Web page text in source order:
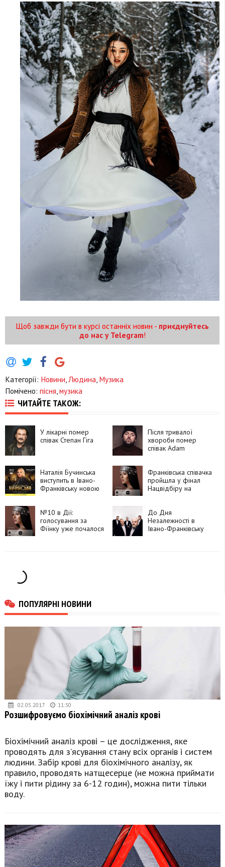
Щоб завжди бути в курсі останніх новин - приєднуйтесь
до нас у Telegram!
Категорії: Новини Людина Музика
Помічено: пісня музика
ЧИТАЙТЕ ТАКОЖ:
У лікарні помер
співак Степан Гіга
Після тривалої
хвороби помер
співак Adam
Наталія Бучинська
виступить в Івано-
Франківську новою
програмою “Ти
Франківська співачка
пройшла у фінал
Нацвідбіру на
№10 в Дії:
голосування за
Фіїнку уже почалося
До Дня
Незалежності в
Івано-Франківську
ПОПУЛЯРНІ НОВИНИ
02.05.2017 11:30
Розшифровуємо біохімічний аналіз крові
Біохімічний аналіз крові – це дослідження, яке
проводять для з’ясування стану всіх органів і систем
людини. Забір крові для біохімічного аналізу, як
правило, проводять натщесерце (не можна приймати
їжу і пити рідину за 6-12 годин), можна пити тільки
воду.